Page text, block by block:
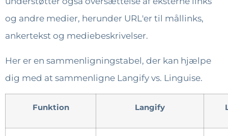
og andre medier, herunder URL'er til mållinks,
ankertekst og mediebeskrivelser.
Her er en sammenligningstabel, der kan hjælpe
dig med at sammenligne Langify vs. Linguise.
Funktion Langify